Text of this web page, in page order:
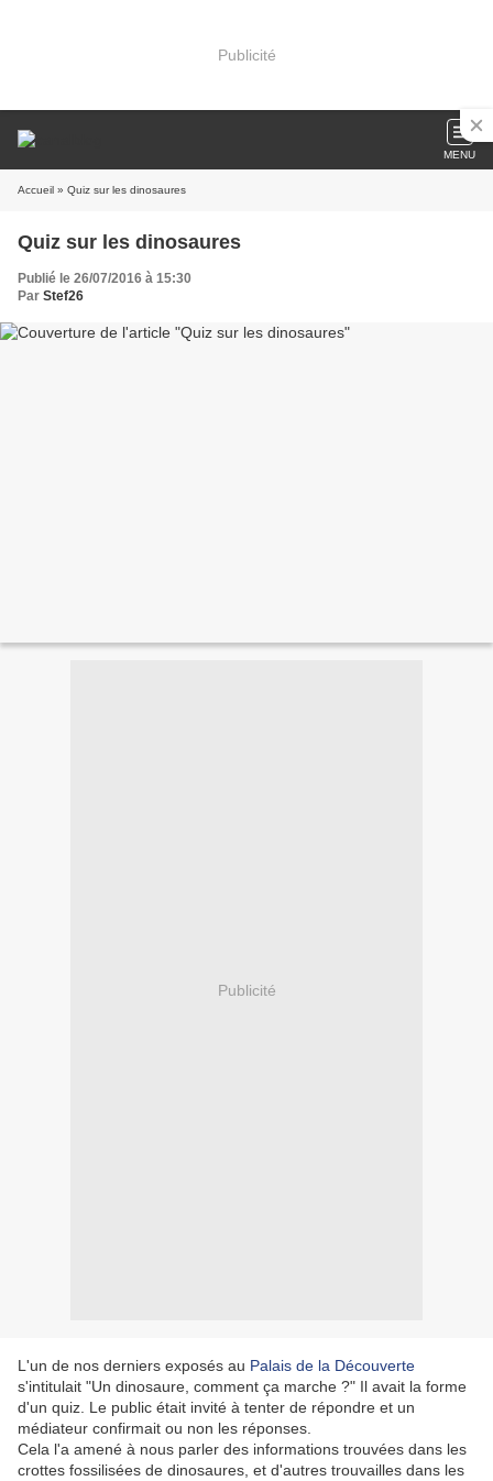
Publicité
MENU
Accueil » Quiz sur les dinosaures
Quiz sur les dinosaures
Publié le 26/07/2016 à 15:30
Par Stef26
Publicité
L'un de nos derniers exposés au Palais de la Découverte
s'intitulait "Un dinosaure, comment ça marche ?" Il avait la forme
d'un quiz. Le public était invité à tenter de répondre et un
médiateur confirmait ou non les réponses.
Cela l'a amené à nous parler des informations trouvées dans les
crottes fossilisées de dinosaures, et d'autres trouvailles dans les